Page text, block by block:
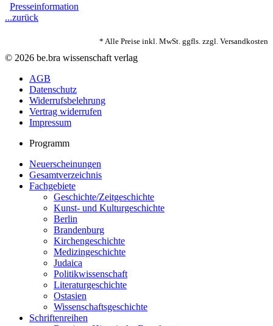
Presseinformation
...zurück
* Alle Preise inkl. MwSt. ggfls. zzgl. Versandkosten
© 2026 be.bra wissenschaft verlag
AGB
Datenschutz
Widerrufsbelehrung
Vertrag widerrufen
Impressum
Programm
Neuerscheinungen
Gesamtverzeichnis
Fachgebiete
Geschichte/Zeitgeschichte
Kunst- und Kulturgeschichte
Berlin
Brandenburg
Kirchengeschichte
Medizingeschichte
Judaica
Politikwissenschaft
Literaturgeschichte
Ostasien
Wissenschaftsgeschichte
Schriftenreihen